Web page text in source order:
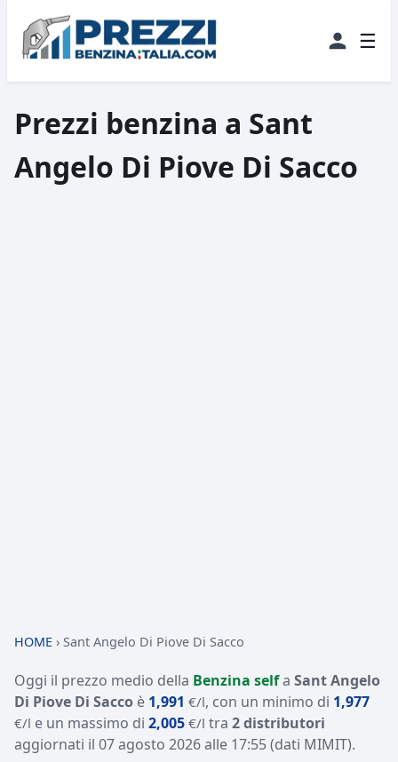
☰
Prezzi benzina a Sant
Angelo Di Piove Di Sacco
HOME › Sant Angelo Di Piove Di Sacco
Oggi il prezzo medio della Benzina selfa Sant Angelo
Di Piove Di Sacco è 1,991 €/l, con un minimo di 1,977
€/l e un massimo di 2,005 €/l tra 2 distributori
aggiornati il 07 agosto 2026 alle 17:55(dati MIMIT).